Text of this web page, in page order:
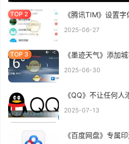
《腾讯TIM》设置
2025-06-27
《墨迹天气》添加
2025-06-30
《QQ》不让任何
2025-07-13
《百度网盘》专属